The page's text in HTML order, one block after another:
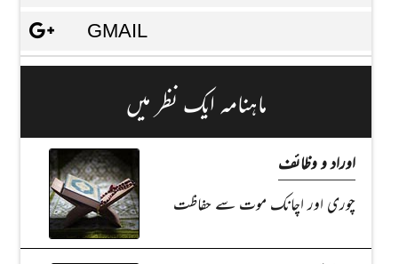
GMAIL
ماہنامہ ایک نظر میں
اوراد و وظائف
چوری اور اچانک موت سے حفاظت